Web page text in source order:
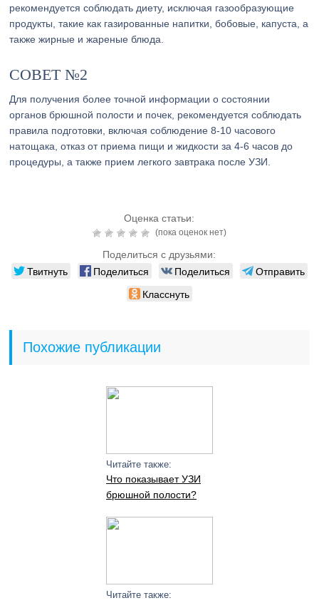
рекомендуется соблюдать диету, исключая газообразующие
продукты, такие как газированные напитки, бобовые, капуста, а
также жирные и жареные блюда.
СОВЕТ №2
Для получения более точной информации о состоянии
органов брюшной полости и почек, рекомендуется соблюдать
правила подготовки, включая соблюдение 8-10 часового
натощака, отказ от приема пищи и жидкости за 4-6 часов до
процедуры, а также прием легкого завтрака после УЗИ.
Оценка статьи:
(пока оценок нет)
Поделиться с друзьями:
Твитнуть Поделиться Поделиться
Отправить
Класснуть
Похожие публикации
Читайте также:
Что показывает УЗИ
брюшной полости?
Читайте также: